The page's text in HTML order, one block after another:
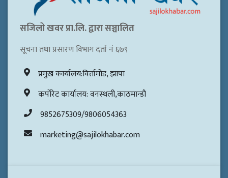
सजिलो खवर प्रा.लि. द्वारा सञ्चालित
सूचना तथा प्रसारण विभाग दर्ता नं ६७९
प्रमुख कार्यालय:विर्तामोड, झापा
कर्पोरेट कार्यालय: वनस्थली,काठमान्डौ
9852675309/9806054363
marketing@sajilokhabar.com